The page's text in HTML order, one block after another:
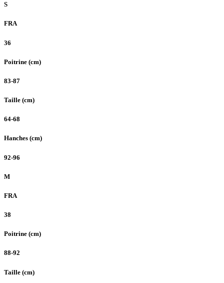
S
FRA
36
Poitrine (cm)
83-87
Taille (cm)
64-68
Hanches (cm)
92-96
M
FRA
38
Poitrine (cm)
88-92
Taille (cm)